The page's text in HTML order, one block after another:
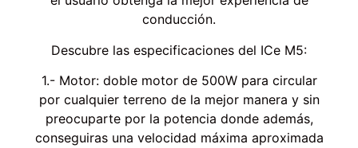
conducción.
Descubre las especificaciones del ICe M5:
1.- Motor: doble motor de 500W para circular
por cualquier terreno de la mejor manera y sin
preocuparte por la potencia donde además,
conseguiras una velocidad máxima aproximada